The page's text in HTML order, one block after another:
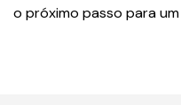
o próximo passo para